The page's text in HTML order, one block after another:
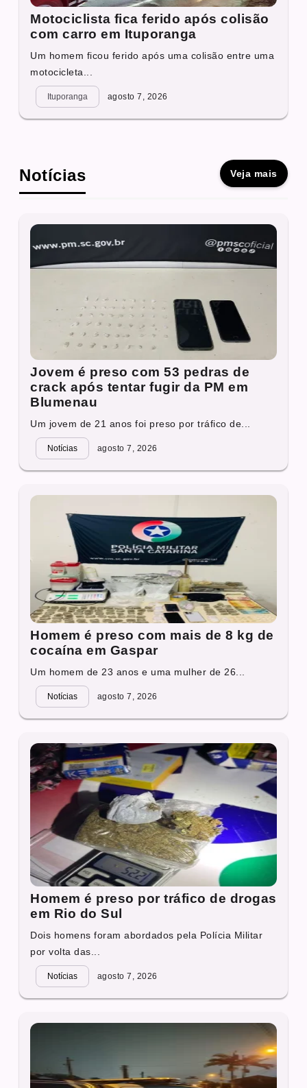
Motociclista fica ferido após colisão
com carro em Ituporanga
Um homem ficou ferido após uma colisão entre uma
motocicleta...
Ituporanga agosto 7, 2026
Notícias Veja mais
Jovem é preso com 53 pedras de
crack após tentar fugir da PM em
Blumenau
Um jovem de 21 anos foi preso por tráfico de...
Notícias agosto 7, 2026
Homem é preso com mais de 8 kg de
cocaína em Gaspar
Um homem de 23 anos e uma mulher de 26...
Notícias agosto 7, 2026
Homem é preso por tráfico de drogas
em Rio do Sul
Dois homens foram abordados pela Polícia Militar
por volta das...
Notícias agosto 7, 2026